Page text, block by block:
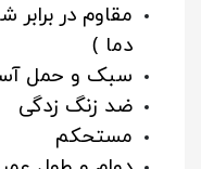
مقاوم در
دما )
سبک و حمل
ضد زنگ زدگی
مستحکم